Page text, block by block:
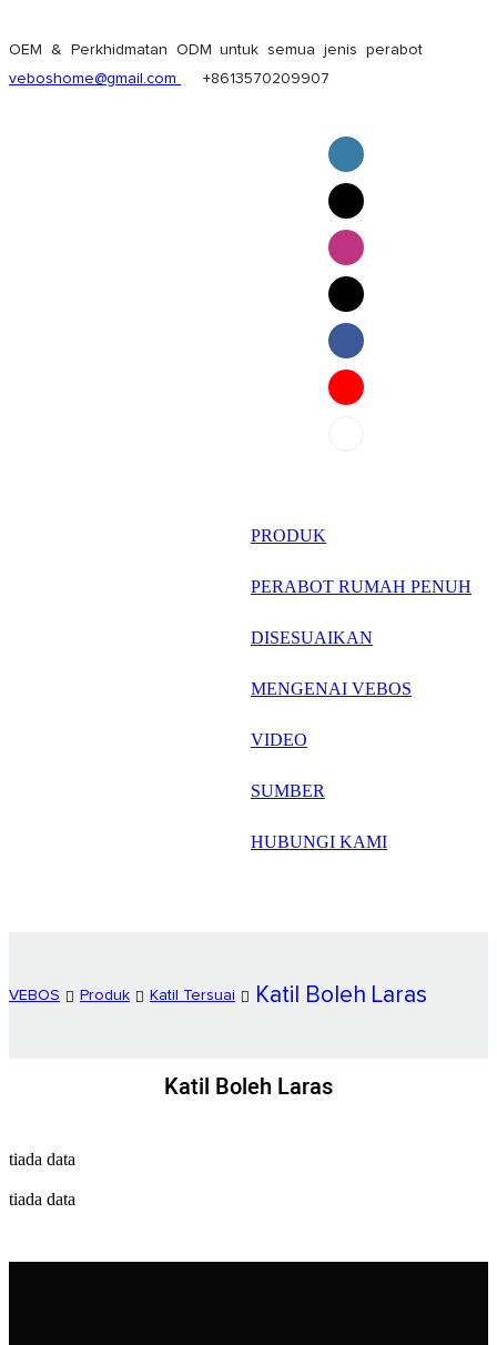
OEM & Perkhidmatan ODM untuk semua jenis perabot
veboshome@gmail.com
+8613570209907
English
Pilipino
ภาษาไทย
français
العربية
PRODUK
PERABOT RUMAH PENUH
DISESUAIKAN
MENGENAI VEBOS
VIDEO
SUMBER
HUBUNGI KAMI
VEBOS Produk Katil Tersuai Katil Boleh Laras
Katil Boleh Laras
tiada data
tiada data